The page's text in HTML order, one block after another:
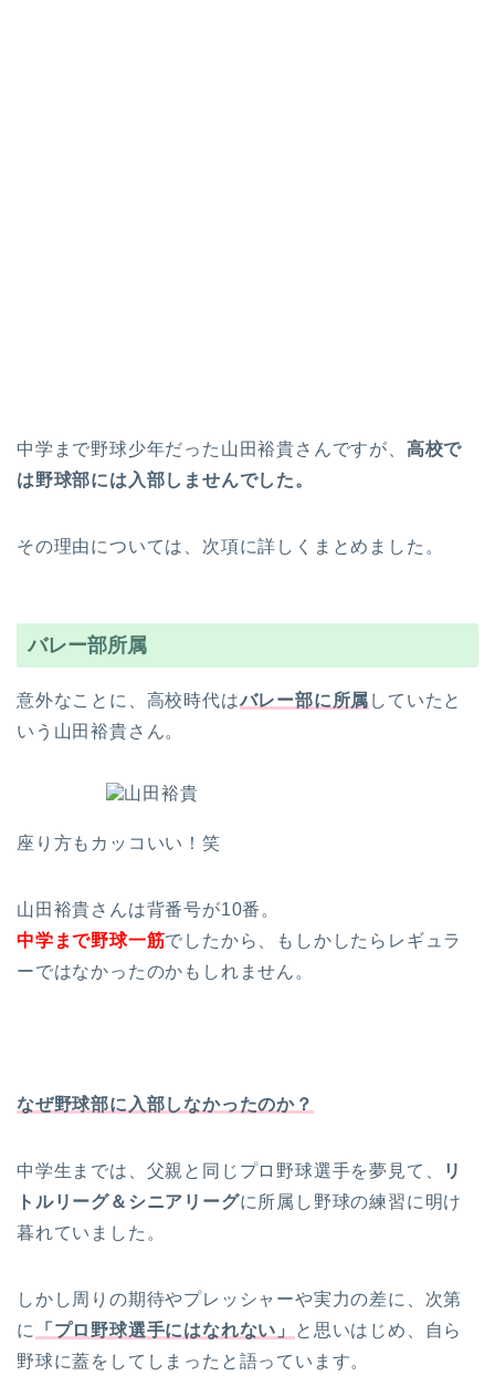
中学まで野球少年だった山田裕貴さんですが、 高校で
は野球部には入部しませんでした。
その理由については、次項に詳しくまとめました。
バレー部所属
意外なことに、高校時代はバレー部に所属 していたと
いう山田裕貴さん。
座り方もカッコいい！笑
山田裕貴さんは背番号が10番。
中学まで野球一筋でしたから、もしかしたらレギュラ
ーではなかったのかもしれません。
なぜ野球部に入部しなかったのか？
中学生までは、父親と同じプロ野球選手を夢見て、
リ
トルリーグ＆シニアリーグに所属し野球の練習に明け
暮れていました。
しかし周りの期待やプレッシャーや実力の差に、次第
に
「プロ野球選手にはなれない」
と思いはじめ、自ら
野球に蓋をしてしまったと語っています。